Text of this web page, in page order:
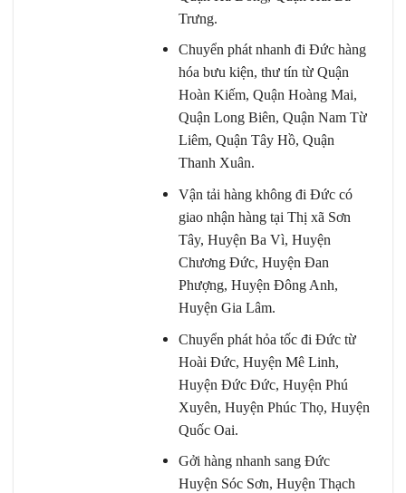
Trưng.
Chuyển phát nhanh đi Đức hàng
hóa bưu kiện, thư tín từ Quận
Hoàn Kiếm, Quận Hoàng Mai,
Quận Long Biên, Quận Nam Từ
Liêm, Quận Tây Hồ, Quận
Thanh Xuân.
Vận tải hàng không đi Đức có
giao nhận hàng tại Thị xã Sơn
Tây, Huyện Ba Vì, Huyện
Chương Đức, Huyện Đan
Phượng, Huyện Đông Anh,
Huyện Gia Lâm.
Chuyển phát hỏa tốc đi Đức từ
Hoài Đức, Huyện Mê Linh,
Huyện Đức Đức, Huyện Phú
Xuyên, Huyện Phúc Thọ, Huyện
Quốc Oai.
Gởi hàng nhanh sang Đức
Huyện Sóc Sơn, Huyện Thạch